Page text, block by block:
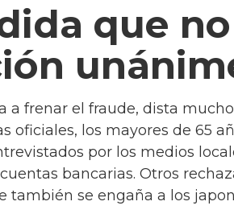
que
a frenar el fraude, dista
oficiales, los mayores de 65
por los medios
bancarias. Otros
se engaña a los